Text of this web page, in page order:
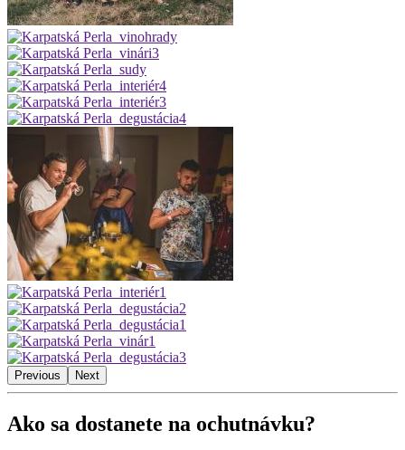
Previous Next
Ako sa dostanete na ochutnávku?